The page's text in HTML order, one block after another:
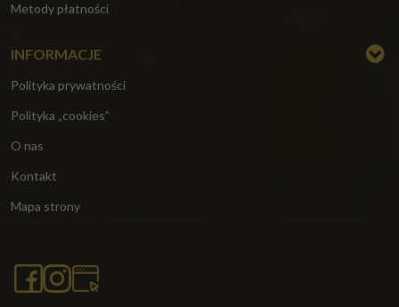
Metody płatności
INFORMACJE
Polityka prywatności
Polityka „cookies”
O nas
Kontakt
Mapa strony